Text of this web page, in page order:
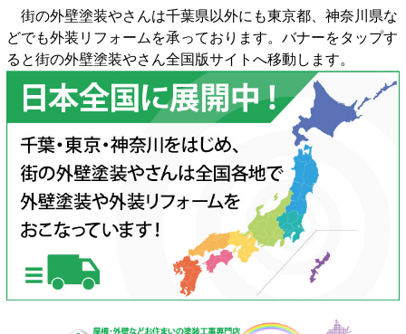
街の外壁塗装やさんは千葉県以外にも東京都、神奈川県な
どでも外装リフォームを承っております。バナーをタップす
ると街の外壁塗装やさん全国版サイトへ移動します。